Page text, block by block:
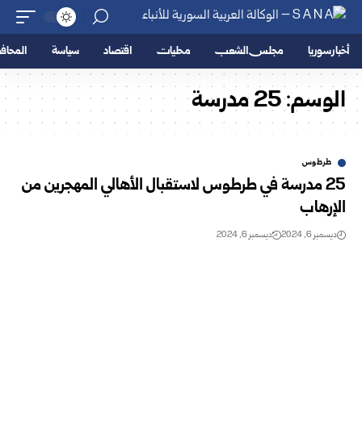
أخبار سوريا مجلس الشعب محليات اقتصاد سياسة
الوسم:25 مدرسة
طرطوس
25 مدرسة في طرطوس لاستقبال الأهالي المهجرين من
الإرهاب
ديسمبر 6, 2024 ديسمبر 6, 2024